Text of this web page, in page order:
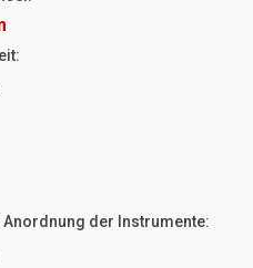
Anordnung der Instrumente: